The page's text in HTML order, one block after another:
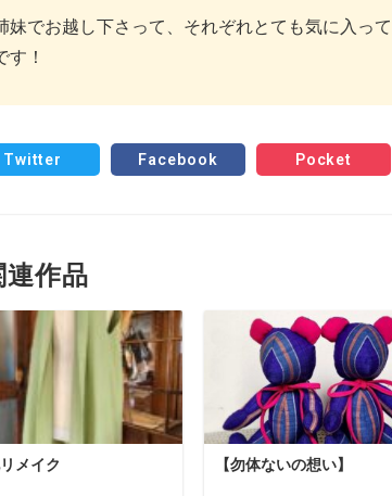
妹でお越し下さって、それぞれとても気に入っ
す！
Twitter Facebook Pocket
連作品
メイク 【勿体ないの想い】